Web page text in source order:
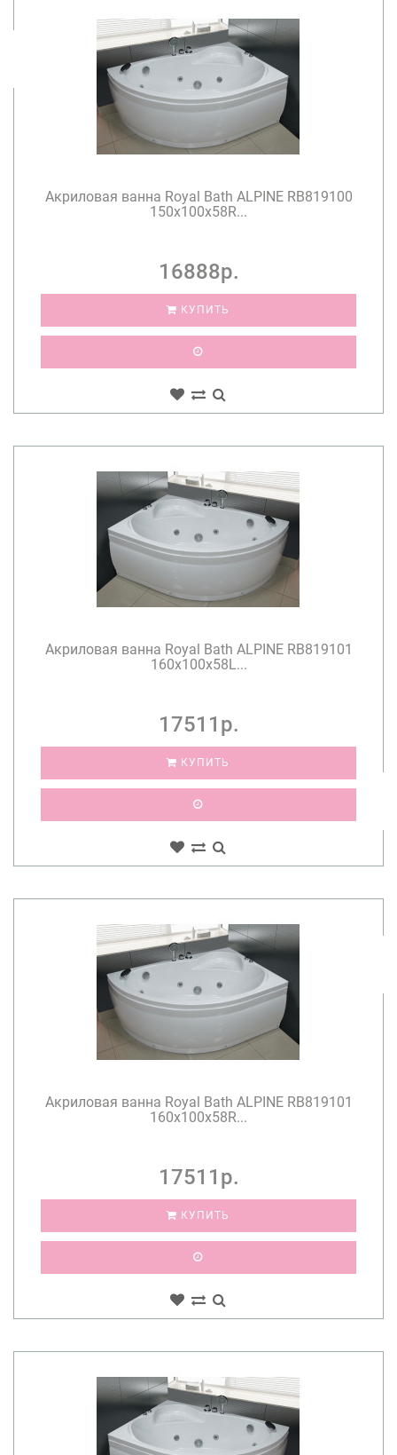
Акриловая ванна Royal Bath ALPINE RB819100
150x100x58R...
16888р.
КУПИТЬ
Акриловая ванна Royal Bath ALPINE RB819101
160x100x58L...
17511р.
КУПИТЬ
Акриловая ванна Royal Bath ALPINE RB819101
160x100x58R...
17511р.
КУПИТЬ